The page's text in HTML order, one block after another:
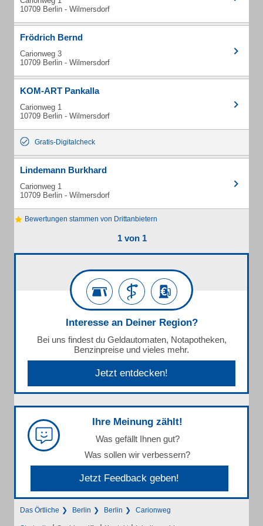
10709 Berlin - Wilmersdorf
Frödrich Bernd
Carionweg 3
10709 Berlin - Wilmersdorf
KOM-ART Pankalla
Carionweg 1
10709 Berlin - Wilmersdorf
Gratis-Digitalcheck
Lindemann Burkhard
Carionweg 1
10709 Berlin - Wilmersdorf
Bewertungen stammen von Drittanbietern
1 von 1
Interesse an Deiner Region?
Bei uns findest du Geldautomaten, Notapotheken,
Benzinpreise und vieles mehr.
Jetzt entdecken!
Ihre Meinung zählt!
Was gefällt Ihnen gut?
Was sollen wir verbessern?
Jetzt Feedback geben!
Das Örtliche Berlin Berlin Carionweg